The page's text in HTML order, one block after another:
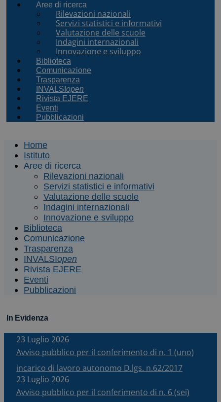
Aree di ricerca
Rilevazioni nazionali
Servizi statistici e informativi
Valutazione delle scuole
Indagini internazionali
Innovazione e sviluppo
Biblioteca
Comunicazione
Trasparenza
INVALSI open
Rivista EJERE
Eventi
Pubblicazioni
Home
Istituto
Aree di ricerca
Rilevazioni nazionali
Servizi statistici e informativi
Valutazione delle scuole
Indagini internazionali
Innovazione e sviluppo
Biblioteca
Comunicazione
Trasparenza
INVALSIopen
Rivista EJERE
Eventi
Pubblicazioni
In Evidenza
23 Luglio 2026
Avviso pubblico per il conferimento di n. 1 (uno)
incarico di lavoro autonomo D.lgs. n.62/2017
23 Luglio 2026
Avviso pubblico per il conferimento di n. 6 (sei)